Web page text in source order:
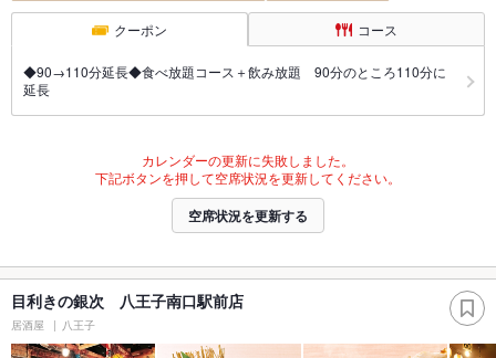
クーポン コース
◆90→110分延長◆食べ放題コース＋飲み放題 90分のところ110分に
延長
カレンダーの更新に失敗しました。
下記ボタンを押して空席状況を更新してください。
空席状況を更新する
目利きの銀次 八王子南口駅前店
居酒屋 八王子